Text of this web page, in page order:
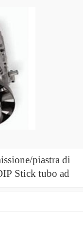
piastra di
Stick tubo ad